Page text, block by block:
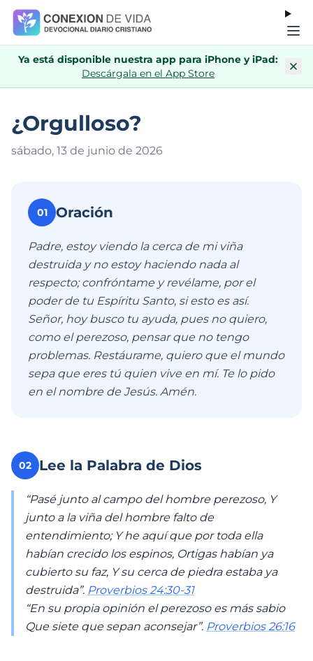
Ya está disponible nuestra app para iPhone y iPad:
Descárgala en el App Store
¿Orgulloso?
sábado, 13 de junio de 2026
01 Oración
Padre, estoy viendo la cerca de mi viña
destruida y no estoy haciendo nada al
respecto; confróntame y revélame, por el
poder de tu Espíritu Santo, si esto es así.
Señor, hoy busco tu ayuda, pues no quiero,
como el perezoso, pensar que no tengo
problemas. Restáurame, quiero que el mundo
sepa que eres tú quien vive en mí. Te lo pido
en el nombre de Jesús. Amén.
02 Lee la Palabra de Dios
“Pasé junto al campo del hombre perezoso, Y
junto a la viña del hombre falto de
entendimiento; Y he aquí que por toda ella
habían crecido los espinos, Ortigas habían ya
cubierto su faz, Y su cerca de piedra estaba ya
destruida”. Proverbios 24:30-31
“En su propia opinión el perezoso es más sabio
Que siete que sepan aconsejar”. Proverbios 26:16